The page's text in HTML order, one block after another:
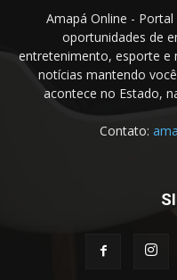
Amapá Online -
oportunidades de
entretenimento, esporte e
notícias mantendo
acontece no Estado,
Contato: